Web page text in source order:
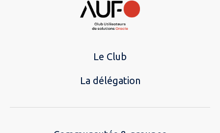
Le Club
La délégation